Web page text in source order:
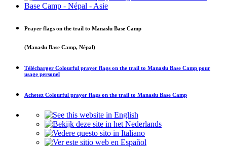
Prayer flags on the trail to Manaslu Base Camp
(Manaslu Base Camp, Népal)
Télécharger Colourful prayer flags on the trail to Manaslu Base Camp pour
usage personel
Achetez Colourful prayer flags on the trail to Manaslu Base Camp